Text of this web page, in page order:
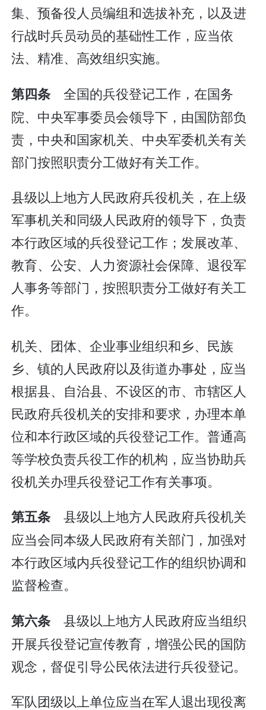
集、预备役人员编组和选拔补充，以及进
行战时兵员动员的基础性工作，应当依
法、精准、高效组织实施。
第四条全国的兵役登记工作，在国务
院、中央军事委员会领导下，由国防部负
责，中央和国家机关、中央军委机关有关
部门按照职责分工做好有关工作。
县级以上地方人民政府兵役机关，在上级
军事机关和同级人民政府的领导下，负责
本行政区域的兵役登记工作；发展改革、
教育、公安、人力资源社会保障、退役军
人事务等部门，按照职责分工做好有关工
作。
机关、团体、企业事业组织和乡、民族
乡、镇的人民政府以及街道办事处，应当
根据县、自治县、不设区的市、市辖区人
民政府兵役机关的安排和要求，办理本单
位和本行政区域的兵役登记工作。普通高
等学校负责兵役工作的机构，应当协助兵
役机关办理兵役登记工作有关事项。
第五条县级以上地方人民政府兵役机关
应当会同本级人民政府有关部门，加强对
本行政区域内兵役登记工作的组织协调和
监督检查。
第六条县级以上地方人民政府应当组织
开展兵役登记宣传教育，增强公民的国防
观念，督促引导公民依法进行兵役登记。
军队团级以上单位应当在军人退出现役离